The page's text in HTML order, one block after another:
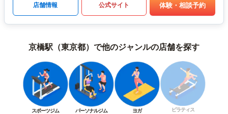
店舗情報 公式サイト 体験・相談予約
京橋駅（東京都）で他のジャンルの店舗を探す
スポーツジム パーソナルジム ヨガ ピラティス